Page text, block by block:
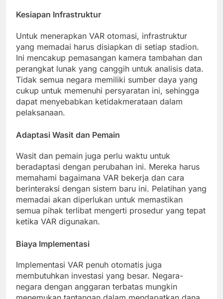
Kesiapan Infrastruktur
Untuk menerapkan VAR otomasi, infrastruktur
yang memadai harus disiapkan di setiap stadion.
Ini mencakup pemasangan kamera tambahan dan
perangkat lunak yang canggih untuk analisis data.
Tidak semua negara memiliki sumber daya yang
cukup untuk memenuhi persyaratan ini, sehingga
dapat menyebabkan ketidakmerataan dalam
pelaksanaan.
Adaptasi Wasit dan Pemain
Wasit dan pemain juga perlu waktu untuk
beradaptasi dengan perubahan ini. Mereka harus
memahami bagaimana VAR bekerja dan cara
berinteraksi dengan sistem baru ini. Pelatihan yang
memadai akan diperlukan untuk memastikan
semua pihak terlibat mengerti prosedur yang tepat
ketika VAR digunakan.
Biaya Implementasi
Implementasi VAR penuh otomatis juga
membutuhkan investasi yang besar. Negara-
negara dengan anggaran terbatas mungkin